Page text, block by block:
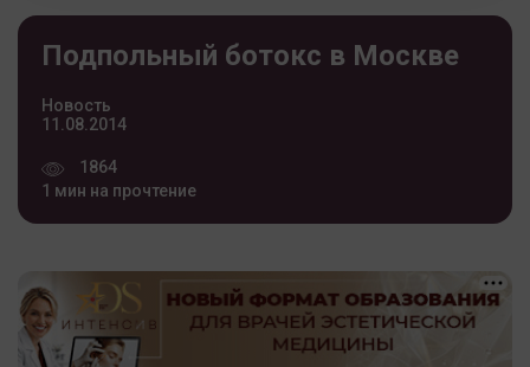
Подпольный ботокс в Москве
Новость
11.08.2014
1864
1 мин на прочтение